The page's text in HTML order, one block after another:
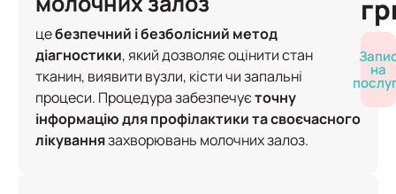
цебезпечний і безболісний метод
діагностики, який дозволяє оцінити стан
тканин, виявити вузли, кісти чи запальні
процеси. Процедура забезпечуєточну
інформацію для профілактики та своєчасного
лікуваннязахворювань молочних залоз.
на